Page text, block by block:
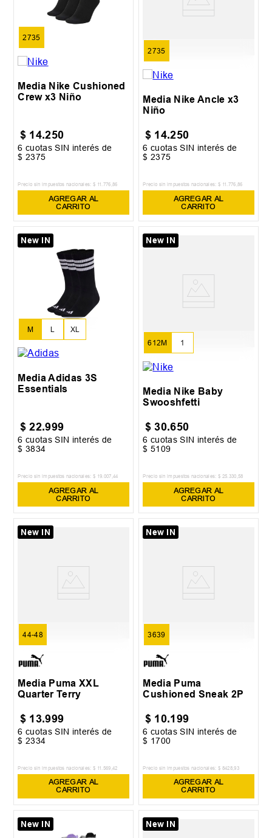
2735
Media Nike Cushioned
Crew x3 Niño
$ 14.250
6 cuotas SIN interés de
$ 2375
Precio sin impuestos nacionales: $ 11 .776 ,86
AGREGAR AL
CARRITO
2735
Media Nike Ancle x3
Niño
$ 14.250
6 cuotas SIN interés de
$ 2375
Precio sin impuestos nacionales: $ 11 .776 ,86
AGREGAR AL
CARRITO
New IN
M L XL
Media Adidas 3S
Essentials
$ 22.999
6 cuotas SIN interés de
$ 3834
Precio sin impuestos nacionales: $ 19.007 ,44
AGREGAR AL
CARRITO
New IN
612M 1
Media Nike Baby
Swooshfetti
$ 30.650
6 cuotas SIN interés de
$ 5109
Precio sin impuestos nacionales: $ 25.330 ,58
AGREGAR AL
CARRITO
New IN
44-48
Media Puma XXL
Quarter Terry
$ 13.999
6 cuotas SIN interés de
$ 2334
Precio sin impuestos nacionales: $ 11 .569 ,42
AGREGAR AL
CARRITO
New IN
3639
Media Puma
Cushioned Sneak 2P
$ 10.199
6 cuotas SIN interés de
$ 1700
Precio sin impuestos nacionales: $ 8428,93
AGREGAR AL
CARRITO
New IN New IN